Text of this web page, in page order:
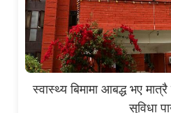
स्वास्थ्य बिमामा आबद्ध भए
सुविधा